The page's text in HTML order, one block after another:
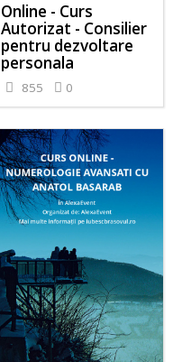
Online - Curs
Autorizat - Consilier
pentru dezvoltare
personala
855 0